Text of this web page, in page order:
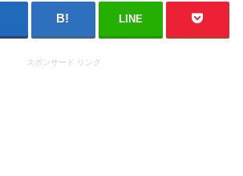
LINE
スポンサード リンク